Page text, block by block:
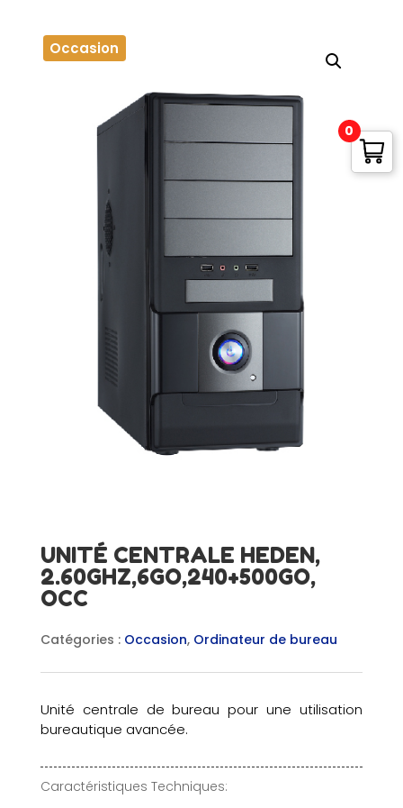
Occasion
UNITÉ CENTRALE HEDEN,
2.60GHZ,6GO,240+500GO,
OCC
Catégories : Occasion, Ordinateur de bureau
Unité centrale de bureau pour une utilisation
bureautique avancée.
Caractéristiques Techniques:
0